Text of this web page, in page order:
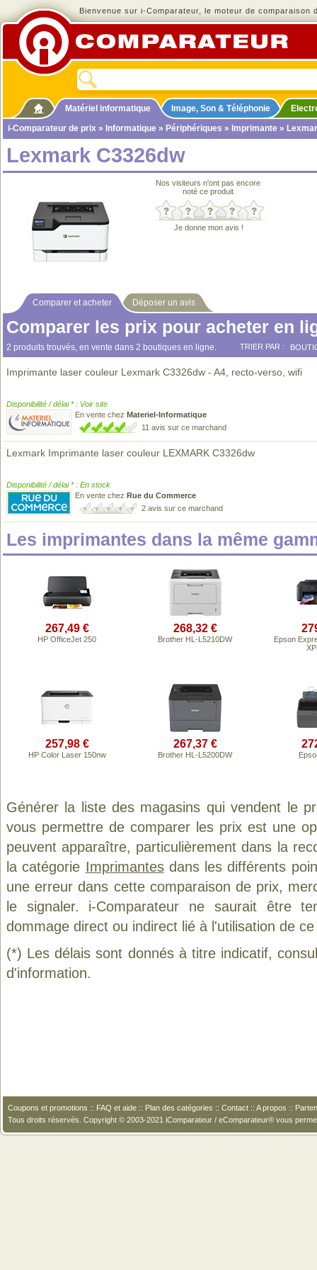
Bienvenue sur i-Comparateur, le moteur de comparaison
Matériel informatique Image, Son & Téléphonie
i-Comparateur de prix » Informatique » Périphériques » Imprimante »
Lexmark C3326dw
Nos visiteurs n'ont pas encore
noté ce produit
Je donne mon avis !
Comparer et acheter Déposer un avis
Comparer les prix pour acheter en
2 produits trouvés, en vente dans 2 boutiques en ligne. TRIER PAR :
Imprimante laser couleur Lexmark C3326dw - A4, recto-verso, wifi
Disponibilité / délai * : Voir site
En vente chez Materiel-Informatique
11 avis sur ce marchand
Lexmark Imprimante laser couleur LEXMARK C3326dw
Disponibilité / délai * : En stock
En vente chez Rue du Commerce
2 avis sur ce marchand
Les imprimantes dans la même
267,49 €
HP OfficeJet 250
268,32 €
Brother HL-L5210DW
Epson
257,98 €
HP Color Laser 150nw
267,37 €
Brother HL-L5200DW
Générer la liste des magasins qui vendent le
vous permettre de comparer les prix est une
peuvent apparaître, particulièrement dans la
la catégorie Imprimantesdans les différents
une erreur dans cette comparaison de prix,
le signaler. i-Comparateur ne saurait être
dommage direct ou indirect lié à l'utilisation de
(*) Les délais sont donnés à titre indicatif,
d'information.
Coupons et promotions :: FAQ et aide :: Plan des catégories :: Contact :: A propos ::
Tous droits réservés. Copyright © 2003-2021 iComparateur / eComparateur® vous